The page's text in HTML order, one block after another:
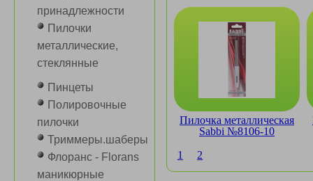
принадлежности
Пилочки
металлические,
стеклянные
Пинцеты
Полировочные
пилочки
Триммеры.шаберы
Флоранс - Florans
маникюрные
Пилочка металлическая
Sabbi №8106-10
1 2